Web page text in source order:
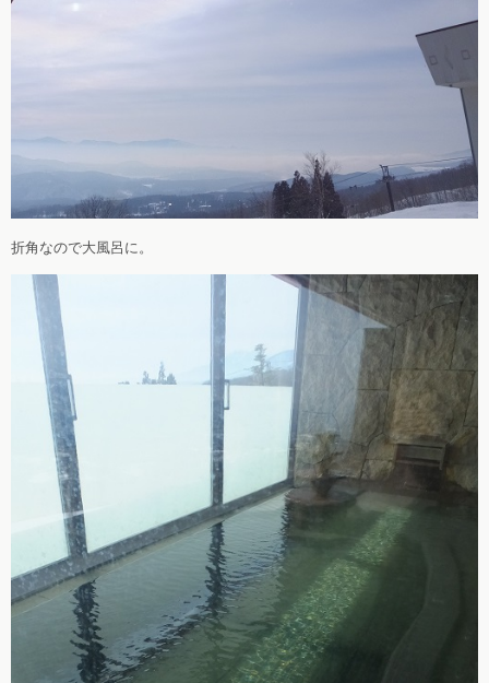
折角なので大風呂に。